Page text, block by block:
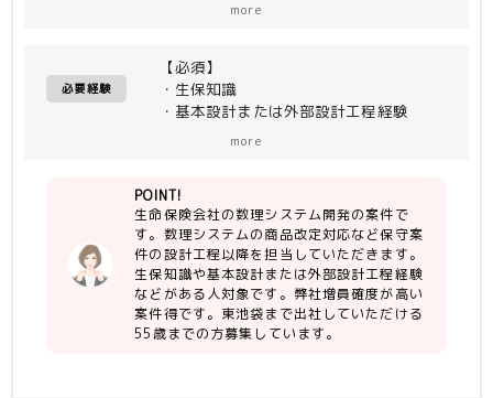
＜開発環境＞
・IBM zOS
・COBOL
more
必要経験
【必須】
・生保知識
・基本設計または外部設計工程経験
・COBOL開発経験（3年以上）
more
POINT!
生命保険会社の数理システム開発の案件で
す。数理システムの商品改定対応など保守案
件の設計工程以降を担当していただきます。
生保知識や基本設計または外部設計工程経験
などがある人対象です。弊社増員確度が高い
案件得です。東池袋まで出社していただける
55歳までの方募集しています。